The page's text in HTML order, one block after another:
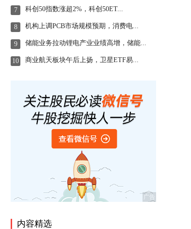
7 科创50指数涨超2%，科创50ET...
8 机构上调PCB市场规模预期，消费电...
9 储能业务拉动锂电产业业绩高增，储能...
10 商业航天板块午后上扬，卫星ETF易...
内容精选